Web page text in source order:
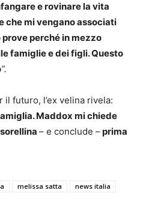
e rovinare la vita
che mi vengano associati
perché in mezzo
famiglie e dei figli. Questo
”.
futuro, l’ex velina rivela:
Maddox mi chiede
– e conclude –prima
melissa satta news italia